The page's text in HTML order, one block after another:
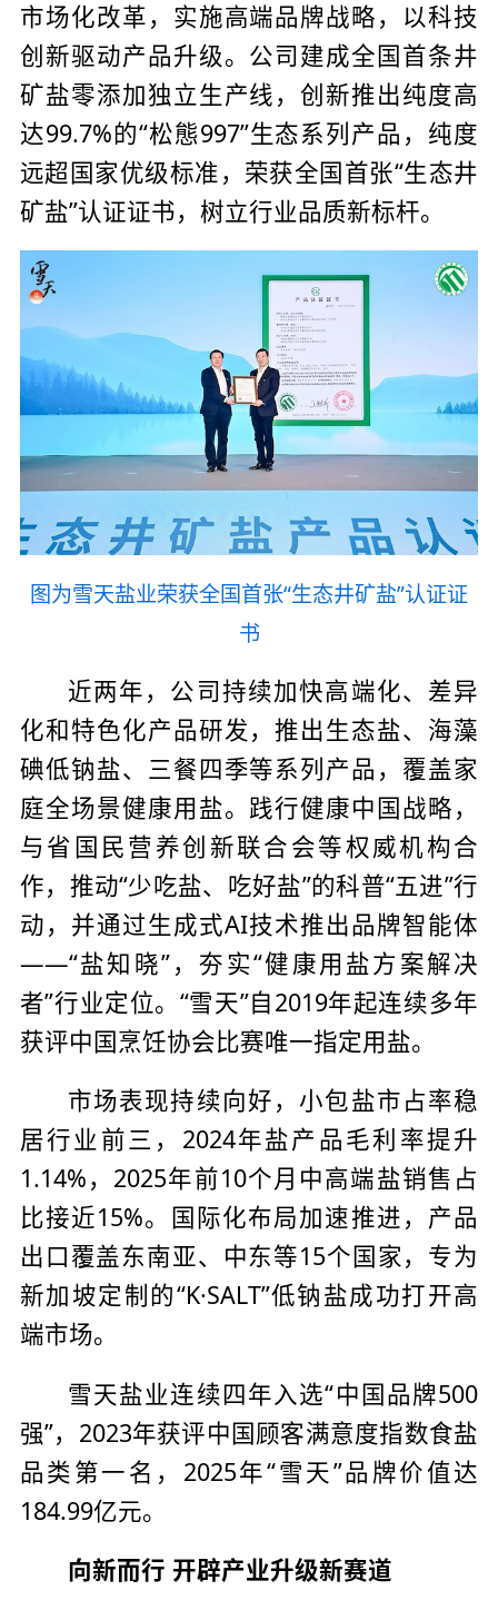
市场化改革，实施高端品牌战略，以科技
创新驱动产品升级。公司建成全国首条井
矿盐零添加独立生产线，创新推出纯度高
达99.7%的“松態997”生态系列产品，纯度
远超国家优级标准，荣获全国首张“生态井
矿盐”认证证书，树立行业品质新标杆。
图为雪天盐业荣获全国首张“生态井矿盐”认证证
书
近两年，公司持续加快高端化、差异
化和特色化产品研发，推出生态盐、海藻
碘低钠盐、三餐四季等系列产品，覆盖家
庭全场景健康用盐。践行健康中国战略，
与省国民营养创新联合会等权威机构合
作，推动“少吃盐、吃好盐”的科普“五进”行
动，并通过生成式AI技术推出品牌智能体
——“盐知晓”，夯实“健康用盐方案解决
者”行业定位。“雪天”自2019年起连续多年
获评中国烹饪协会比赛唯一指定用盐。
市场表现持续向好，小包盐市占率稳
居行业前三，2024年盐产品毛利率提升
1.14%，2025年前10个月中高端盐销售占
比接近15%。国际化布局加速推进，产品
出口覆盖东南亚、中东等15个国家，专为
新加坡定制的“K·SALT”低钠盐成功打开高
端市场。
雪天盐业连续四年入选“中国品牌500
强”，2023年获评中国顾客满意度指数食盐
品类第一名，2025年“雪天”品牌价值达
184.99亿元。
向新而行 开辟产业升级新赛道